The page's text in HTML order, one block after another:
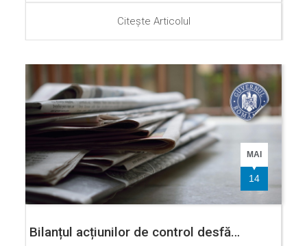
Citește Articolul
MAI
14
Bilanțul acțiunilor de control desfă…